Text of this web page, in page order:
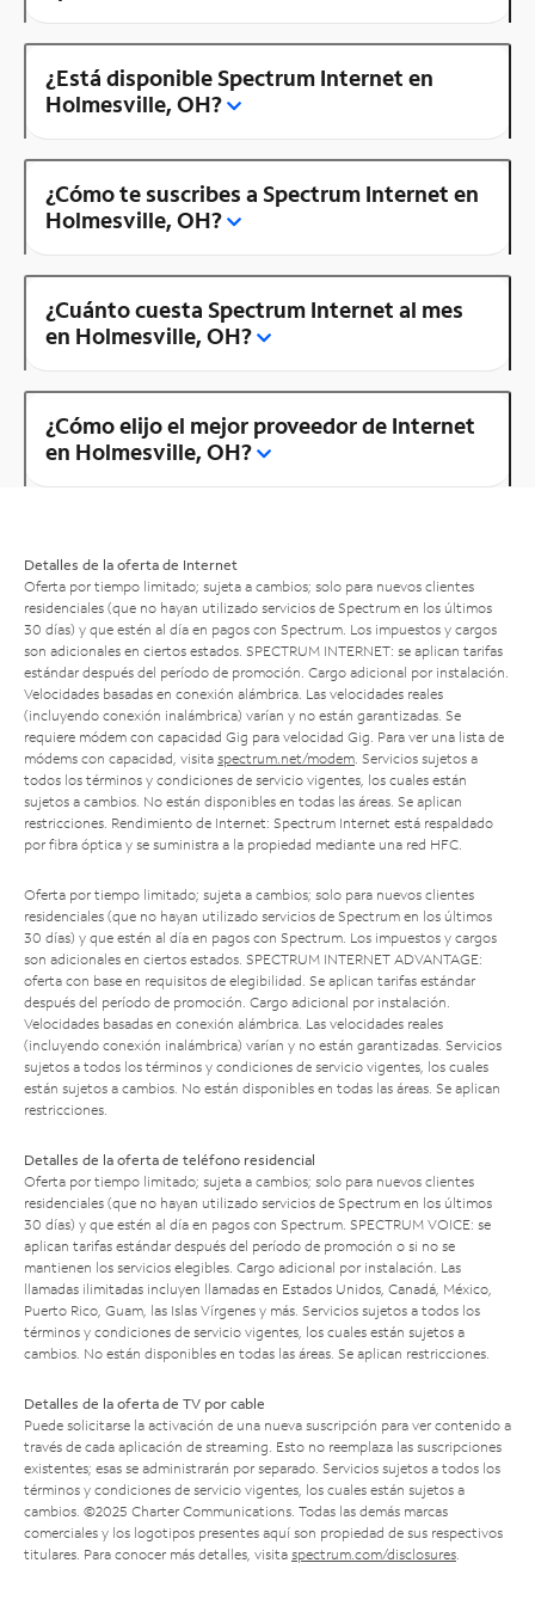
¿Está disponible Spectrum Internet en
Holmesville, OH?
¿Cómo te suscribes a Spectrum Internet en
Holmesville, OH?
¿Cuánto cuesta Spectrum Internet al mes
en Holmesville, OH?
¿Cómo elijo el mejor proveedor de Internet
en Holmesville, OH?
Detalles de la oferta de Internet
Oferta por tiempo limitado; sujeta a cambios; solo para nuevos clientes
residenciales (que no hayan utilizado servicios de Spectrum en los últimos
30 días) y que estén al día en pagos con Spectrum. Los impuestos y cargos
son adicionales en ciertos estados. SPECTRUM INTERNET: se aplican tarifas
estándar después del período de promoción. Cargo adicional por instalación.
Velocidades basadas en conexión alámbrica. Las velocidades reales
(incluyendo conexión inalámbrica) varían y no están garantizadas. Se
requiere módem con capacidad Gig para velocidad Gig. Para ver una lista de
módems con capacidad, visita spectrum.net/modem . Servicios sujetos a
todos los términos y condiciones de servicio vigentes, los cuales están
sujetos a cambios. No están disponibles en todas las áreas. Se aplican
restricciones. Rendimiento de Internet: Spectrum Internet está respaldado
por fibra óptica y se suministra a la propiedad mediante una red HFC.
Oferta por tiempo limitado; sujeta a cambios; solo para nuevos clientes
residenciales (que no hayan utilizado servicios de Spectrum en los últimos
30 días) y que estén al día en pagos con Spectrum. Los impuestos y cargos
son adicionales en ciertos estados. SPECTRUM INTERNET ADVANTAGE:
oferta con base en requisitos de elegibilidad. Se aplican tarifas estándar
después del período de promoción. Cargo adicional por instalación.
Velocidades basadas en conexión alámbrica. Las velocidades reales
(incluyendo conexión inalámbrica) varían y no están garantizadas. Servicios
sujetos a todos los términos y condiciones de servicio vigentes, los cuales
están sujetos a cambios. No están disponibles en todas las áreas. Se aplican
restricciones.
Detalles de la oferta de teléfono residencial
Oferta por tiempo limitado; sujeta a cambios; solo para nuevos clientes
residenciales (que no hayan utilizado servicios de Spectrum en los últimos
30 días) y que estén al día en pagos con Spectrum. SPECTRUM VOICE: se
aplican tarifas estándar después del período de promoción o si no se
mantienen los servicios elegibles. Cargo adicional por instalación. Las
llamadas ilimitadas incluyen llamadas en Estados Unidos, Canadá, México,
Puerto Rico, Guam, las Islas Vírgenes y más. Servicios sujetos a todos los
términos y condiciones de servicio vigentes, los cuales están sujetos a
cambios. No están disponibles en todas las áreas. Se aplican restricciones.
Detalles de la oferta de TV por cable
Puede solicitarse la activación de una nueva suscripción para ver contenido a
través de cada aplicación de streaming. Esto no reemplaza las suscripciones
existentes; esas se administrarán por separado. Servicios sujetos a todos los
términos y condiciones de servicio vigentes, los cuales están sujetos a
cambios. ©2025 Charter Communications. Todas las demás marcas
comerciales y los logotipos presentes aquí son propiedad de sus respectivos
titulares. Para conocer más detalles, visita spectrum.com/disclosures